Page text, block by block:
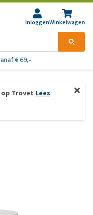
InloggenWinkelwagen
€ 69,-
Trovet Lees